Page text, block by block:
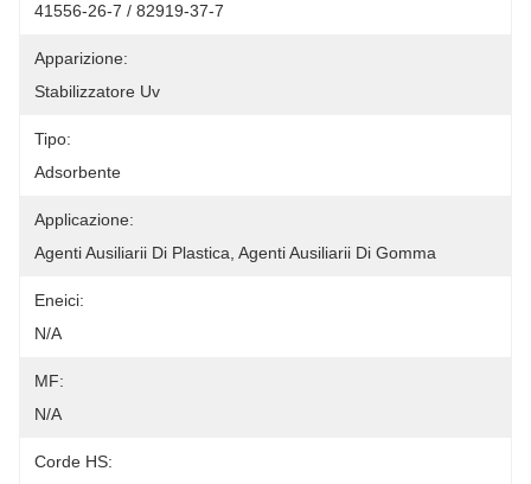
41556-26-7 / 82919-37-7
Apparizione:
Stabilizzatore Uv
Tipo:
Adsorbente
Applicazione:
Agenti Ausiliarii Di Plastica, Agenti Ausiliarii Di Gomma
Eneici:
N/A
MF:
N/A
Corde HS: